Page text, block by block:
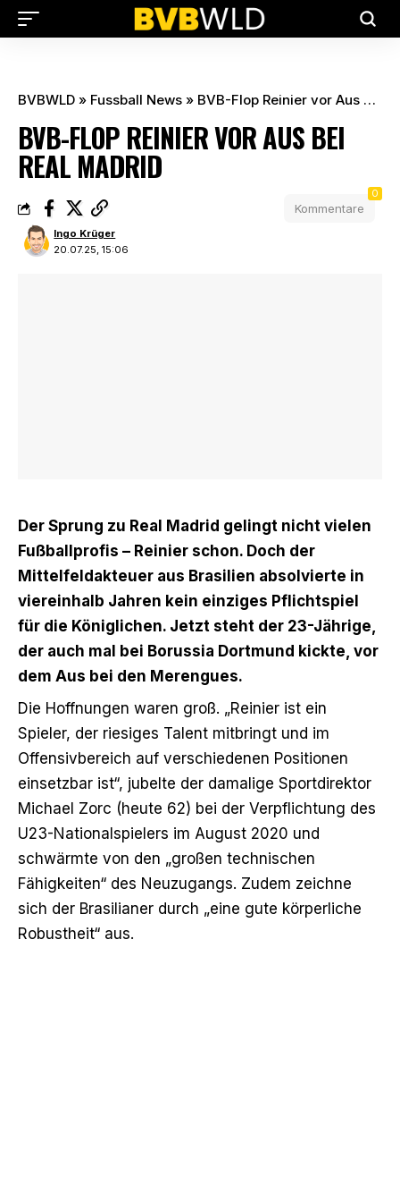
BVBWLD » Fussball News » BVB-Flop Reinier vor Aus bei Real Madrid
BVB-FLOP REINIER VOR AUS BEI
REAL MADRID
20.07.25, 15:06
Ingo Krüger
Kommentare
0
Der Sprung zu Real Madrid gelingt nicht vielen
Fußballprofis – Reinier schon. Doch der
Mittelfeldakteuer aus Brasilien absolvierte in
viereinhalb Jahren kein einziges Pflichtspiel
für die Königlichen. Jetzt steht der 23-Jährige,
der auch mal bei Borussia Dortmund kickte, vor
dem Aus bei den Merengues.
Die Hoffnungen waren groß. „Reinier ist ein
Spieler, der riesiges Talent mitbringt und im
Offensivbereich auf verschiedenen Positionen
einsetzbar ist“, jubelte der damalige Sportdirektor
Michael Zorc (heute 62) bei der Verpflichtung des
U23-Nationalspielers im August 2020 und
schwärmte von den „großen technischen
Fähigkeiten“ des Neuzugangs. Zudem zeichne
sich der Brasilianer durch „eine gute körperliche
Robustheit“ aus.